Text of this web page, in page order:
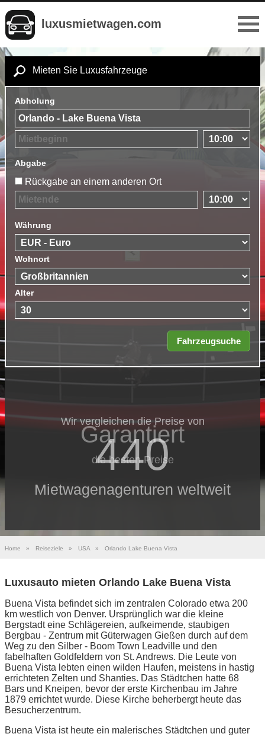
luxusmietwagen.com
Mieten Sie Luxusfahrzeuge
Abholung
Abgabe
Rückgabe an einem anderen Ort
Währung
Wohnort
Alter
Wir vergleichen die Preise von
440
Mietwagenagenturen weltweit
Garantiert
die besten Preise
Home » Reiseziele » USA » Orlando Lake Buena Vista
Luxusauto mieten Orlando Lake Buena Vista
Buena Vista befindet sich im zentralen Colorado etwa 200
km westlich von Denver. Ursprünglich war die kleine
Bergstadt eine Schlägereien, aufkeimende, staubigen
Bergbau - Zentrum mit Güterwagen Gießen durch auf dem
Weg zu den Silber - Boom Town Leadville und den
fabelhaften Goldfeldern von St. Andrews. Die Leute von
Buena Vista lebten einen wilden Haufen, meistens in hastig
errichteten Zelten und Shanties. Das Städtchen hatte 68
Bars und Kneipen, bevor der erste Kirchenbau im Jahre
1879 errichtet wurde. Diese Kirche beherbergt heute das
Besucherzentrum.
Buena Vista ist heute ein malerisches Städtchen und guter